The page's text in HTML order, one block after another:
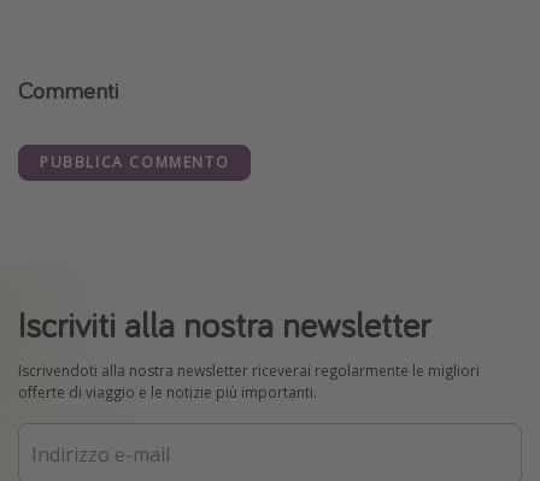
Commenti
PUBBLICA COMMENTO
Iscriviti alla nostra newsletter
Iscrivendoti alla nostra newsletter riceverai regolarmente le migliori
offerte di viaggio e le notizie più importanti.